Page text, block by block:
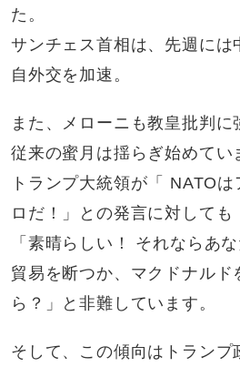
た。
サンチェス首相は、先週には
自外交を加速。
また、メローニも教皇批判に
従来の蜜月は揺らぎ始めてい
トランプ大統領が「 NATO
ロだ！」との発言に対しても
「素晴らしい！ それならあ
貿易を断つか、マクドナルド
ら？」と非難しています。
そして、この傾向はトランプ